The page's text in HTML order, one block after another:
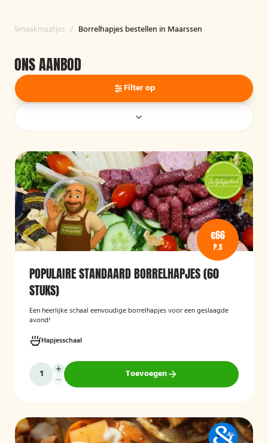
Smaakmaatjes / Borrelhapjes bestellen in Maarssen
ONS AANBOD
Filter op
€66
P.S
POPULAIRE STANDAARD BORRELHAPJES (60
STUKS)
Een heerlijke schaal eenvoudige borrelhapjes voor een geslaagde
avond!
Hapjesschaal
Toevoegen